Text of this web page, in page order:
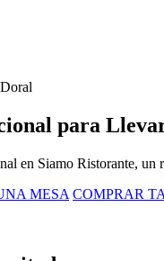
para
en Siamo Ristorante,
MESA COMPRAR